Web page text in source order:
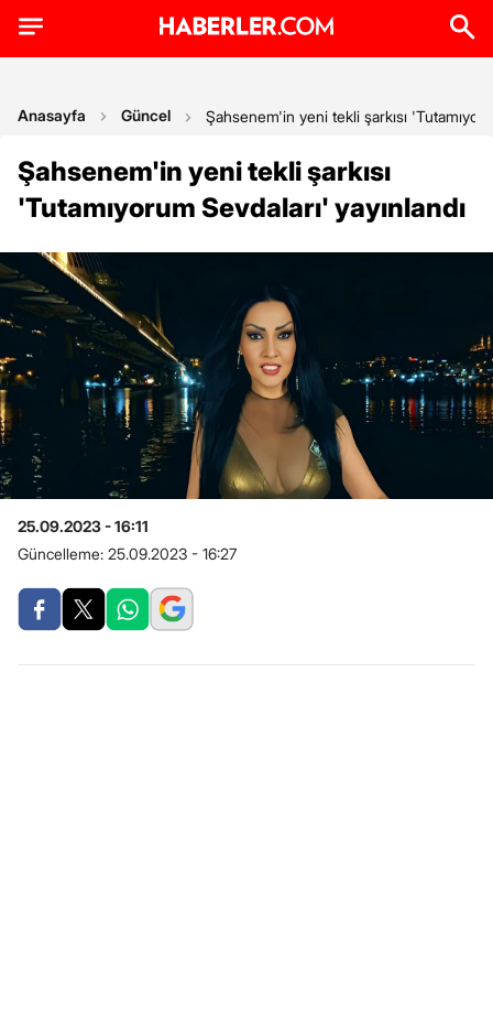
Anasayfa Güncel Şahsenem'in yeni tekli şarkısı
Şahsenem'in yeni tekli şarkısı
'Tutamıyorum Sevdaları' yayınlandı
25.09.2023 - 16:11
Güncelleme: 25.09.2023 - 16:27